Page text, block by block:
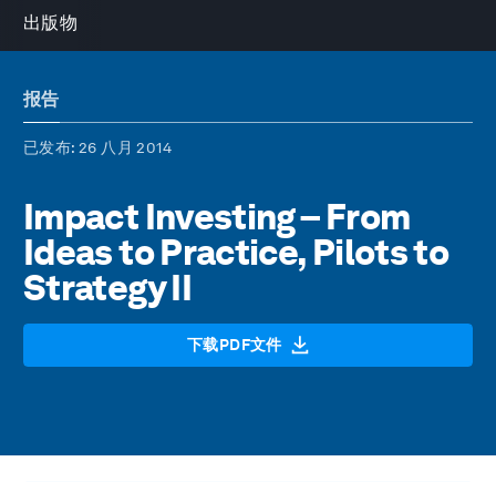
出版物
报告
已发布: 26 八月 2014
Impact Investing – From
Ideas to Practice, Pilots to
Strategy II
下载PDF文件